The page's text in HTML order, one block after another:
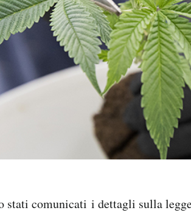
stati comunicati i dettagli sulla